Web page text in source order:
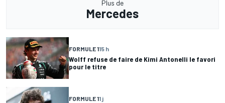
Plus de
Mercedes
FORMULE 115 h
Wolff refuse de faire de Kimi Antonelli le favori
pour le titre
FORMULE 11 j